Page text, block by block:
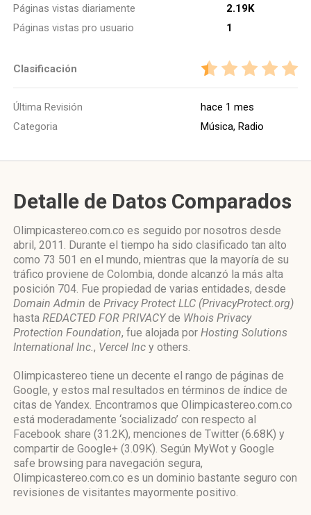
Páginas vistas diariamente
2.19K
Páginas vistas pro usuario
1
Clasificación
Última Revisión
hace 1 mes
Categoria
Música, Radio
Detalle de Datos Comparados
Olimpicastereo.com.co es seguido por nosotros desde
abril, 2011. Durante el tiempo ha sido clasificado tan alto
como 73 501 en el mundo, mientras que la mayoría de su
tráfico proviene de Colombia, donde alcanzó la más alta
posición 704. Fue propiedad de varias entidades, desde
Domain Admin de Privacy Protect LLC (PrivacyProtect.org)
hasta REDACTED FOR PRIVACYde Whois Privacy
Protection Foundation, fue alojada por Hosting Solutions
International Inc., Vercel Inc y others.
Olimpicastereo tiene un decente el rango de páginas de
Google, y estos mal resultados en términos de índice de
citas de Yandex. Encontramos que Olimpicastereo.com.co
está moderadamente ‘socializado’ con respecto al
Facebook share (31.2K), menciones de Twitter (6.68K) y
compartir de Google+ (3.09K). Según MyWot y Google
safe browsing para navegación segura,
Olimpicastereo.com.co es un dominio bastante seguro con
revisiones de visitantes mayormente positivo.